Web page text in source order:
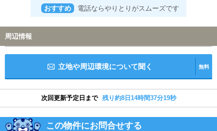
おすすめ 電話ならやりとりがスムーズです
周辺情報
立地や周辺環境について聞く 無料
次回更新予定日まで 残り約8日14時間37分19秒
この物件にお問合せする